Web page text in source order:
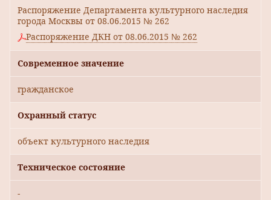
Распоряжение Департамента культурного наследия
города Москвы от 08.06.2015 № 262
Распоряжение ДКН от 08.06.2015 № 262
Современное значение
гражданское
Охранный статус
объект культурного наследия
Техническое состояние
-